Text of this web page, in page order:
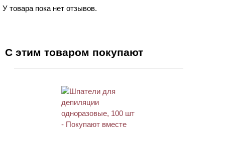
У товара пока нет отзывов.
С этим товаром покупают